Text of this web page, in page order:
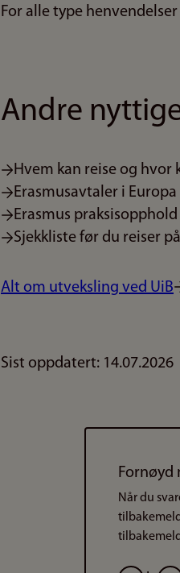
For alle type
Andre
Hvem kan reise og hvor
Erasmusavtaler i Europa
Erasmus praksisopphold
Sjekkliste før du reiser
Alt om utveksling ved UiB
Sist oppdatert: 14.07.2026
Fornøyd
Når du